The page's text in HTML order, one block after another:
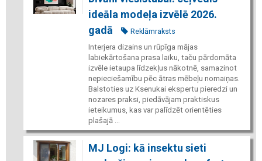
ideāla modeļa izvēlē 2026.
gadā
Reklāmraksts
Interjera dizains un rūpīga mājas
labiekārtošana prasa laiku, taču pārdomāta
izvēle ietaupa līdzekļus nākotnē, samazinot
nepieciešamību pēc ātras mēbeļu nomaiņas.
Balstoties uz Ksenukai ekspertu pieredzi un
nozares praksi, piedāvājam praktiskus
ieteikumus, kas var palīdzēt orientēties
plašajā ...
MJ Logi: kā insektu sieti